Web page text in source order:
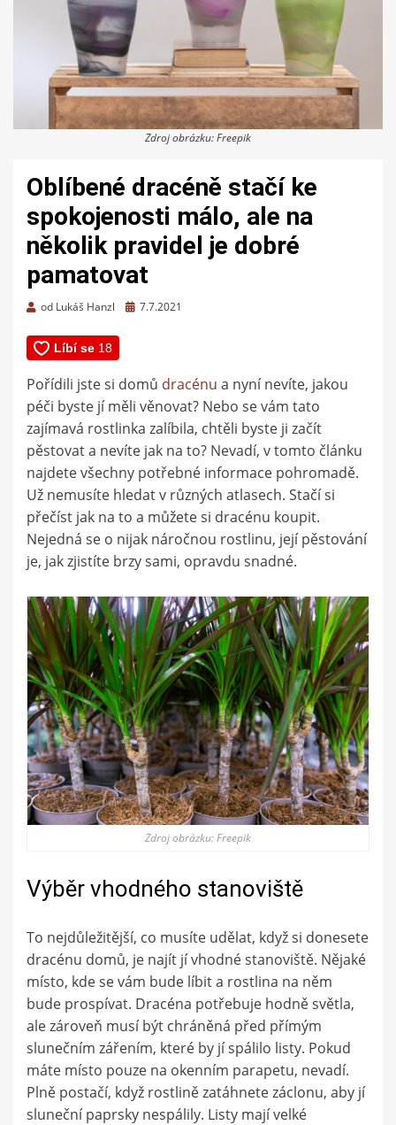
Zdroj obrázku: Freepik
Oblíbené dracéně stačí ke
spokojenosti málo, ale na
několik pravidel je dobré
pamatovat
od Lukáš Hanzl
Zveřejněno
7.7.2021
Pořídili jste si domů dracénu a nyní nevíte, jakou
péči byste jí měli věnovat? Nebo se vám tato
zajímavá rostlinka zalíbila, chtěli byste ji začít
pěstovat a nevíte jak na to? Nevadí, v tomto článku
najdete všechny potřebné informace pohromadě.
Už nemusíte hledat v různých atlasech. Stačí si
přečíst jak na to a můžete si dracénu koupit.
Nejedná se o nijak náročnou rostlinu, její pěstování
je, jak zjistíte brzy sami, opravdu snadné.
Zdroj obrázku: Freepik
Výběr vhodného stanoviště
To nejdůležitější, co musíte udělat, když si donesete
dracénu domů, je najít jí vhodné stanoviště. Nějaké
místo, kde se vám bude líbit a rostlina na něm
bude prospívat. Dracéna potřebuje hodně světla,
ale zároveň musí být chráněná před přímým
slunečním zářením, které by jí spálilo listy. Pokud
máte místo pouze na okenním parapetu, nevadí.
Plně postačí, když rostlině zatáhnete záclonu, aby jí
sluneční paprsky nespálily. Listy mají velké